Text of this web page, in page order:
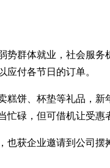
势群体就业，社会服
应付各节日的订单。
糕饼、杯垫等礼品，
忙碌，但可借机让受惠
也获企业邀请到公司摆